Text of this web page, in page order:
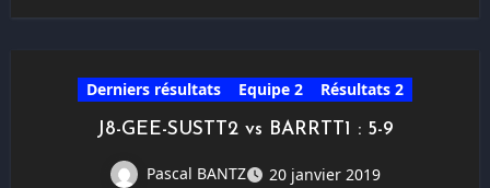
Derniers résultats Equipe 2 Résultats 2
J8-GEE-SUSTT2 vs BARRTT1 : 5-9
Pascal BANTZ
20 janvier 2019